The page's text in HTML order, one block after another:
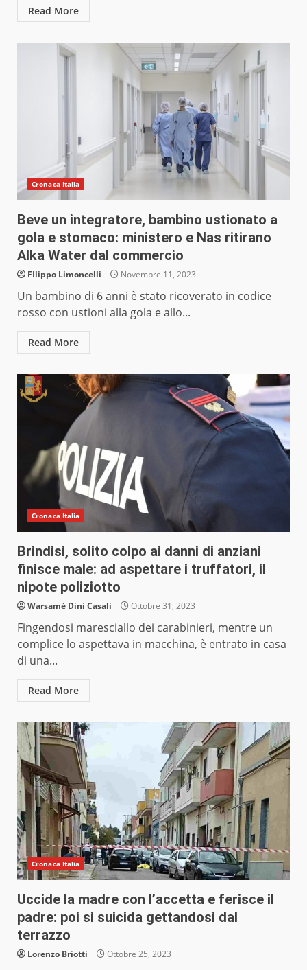
Read More
Cronaca Italia
Beve un integratore, bambino ustionato a
gola e stomaco: ministero e Nas ritirano
Alka Water dal commercio
FIlippo Limoncelli Novembre 11, 2023
Un bambino di 6 anni è stato ricoverato in codice
rosso con ustioni alla gola e allo...
Read More
Cronaca Italia
Brindisi, solito colpo ai danni di anziani
finisce male: ad aspettare i truffatori, il
nipote poliziotto
Warsamé Dini Casali Ottobre 31, 2023
Fingendosi maresciallo dei carabinieri, mentre un
complice lo aspettava in macchina, è entrato in casa
di una...
Read More
Cronaca Italia
Uccide la madre con l’accetta e ferisce il
padre: poi si suicida gettandosi dal
terrazzo
Lorenzo Briotti Ottobre 25, 2023